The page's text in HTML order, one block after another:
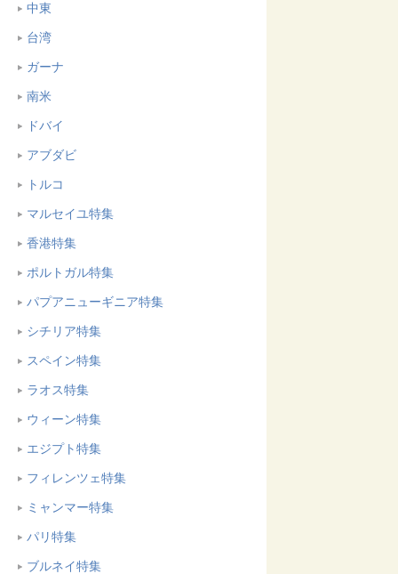
中東
台湾
ガーナ
南米
ドバイ
アブダビ
トルコ
マルセイユ特集
香港特集
ポルトガル特集
パプアニューギニア特集
シチリア特集
スペイン特集
ラオス特集
ウィーン特集
エジプト特集
フィレンツェ特集
ミャンマー特集
パリ特集
ブルネイ特集